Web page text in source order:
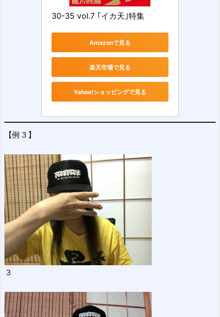
30-35 vol.7 ｢イカ天｣特集
Amazonで見る
楽天市場で見る
Yahoo!ショッピングで見る
【例３】
３